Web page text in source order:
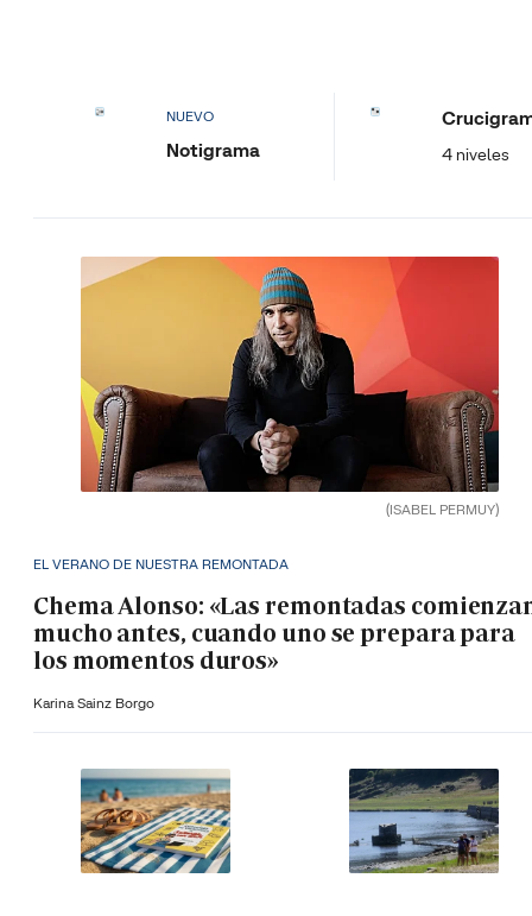
NUEVO
Notigrama 4 niveles
(ISABEL PERMUY)
EL VERANO DE NUESTRA REMONTADA
Chema Alonso: «Las remontadas
mucho antes, cuando uno se prepara para
los momentos duros»
Karina Sainz Borgo